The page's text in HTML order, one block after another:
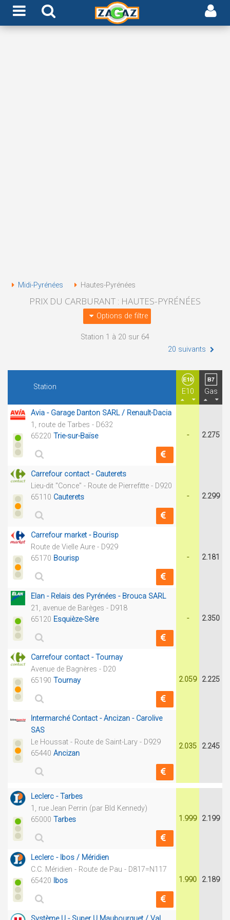
Midi-Pyrénées Hautes-Pyrénées
PRIX DU CARBURANT : HAUTES-PYRÉNÉES
Options de filtre
Station 1 à 20 sur 64
20 suivants
Station
E10 Gas
Avia - Garage Danton SARL / Renault-Dacia
1, route de Tarbes - D632
65220 Trie-sur-Baïse - 2.275
Carrefour contact - Cauterets
Lieu-dit "Conce" - Route de Pierrefitte - D920
65110 Cauterets - 2.299
Carrefour market - Bourisp
Route de Vielle Aure - D929
65170 Bourisp - 2.181
Elan - Relais des Pyrénées - Brouca SARL
21, avenue de Barèges - D918
65120 Esquièze-Sère - 2.350
Carrefour contact - Tournay
Avenue de Bagnères - D20
65190 Tournay 2.059 2.225
Intermarché Contact - Ancizan - Carolive
SAS
Le Houssat - Route de Saint-Lary - D929
65440 Ancizan
2.035 2.245
Leclerc - Tarbes
1, rue Jean Perrin (par Bld Kennedy)
65000 Tarbes 1.999 2.199
Leclerc - Ibos / Méridien
C.C. Méridien - Route de Pau - D817=N117
65420 Ibos 1.990 2.189